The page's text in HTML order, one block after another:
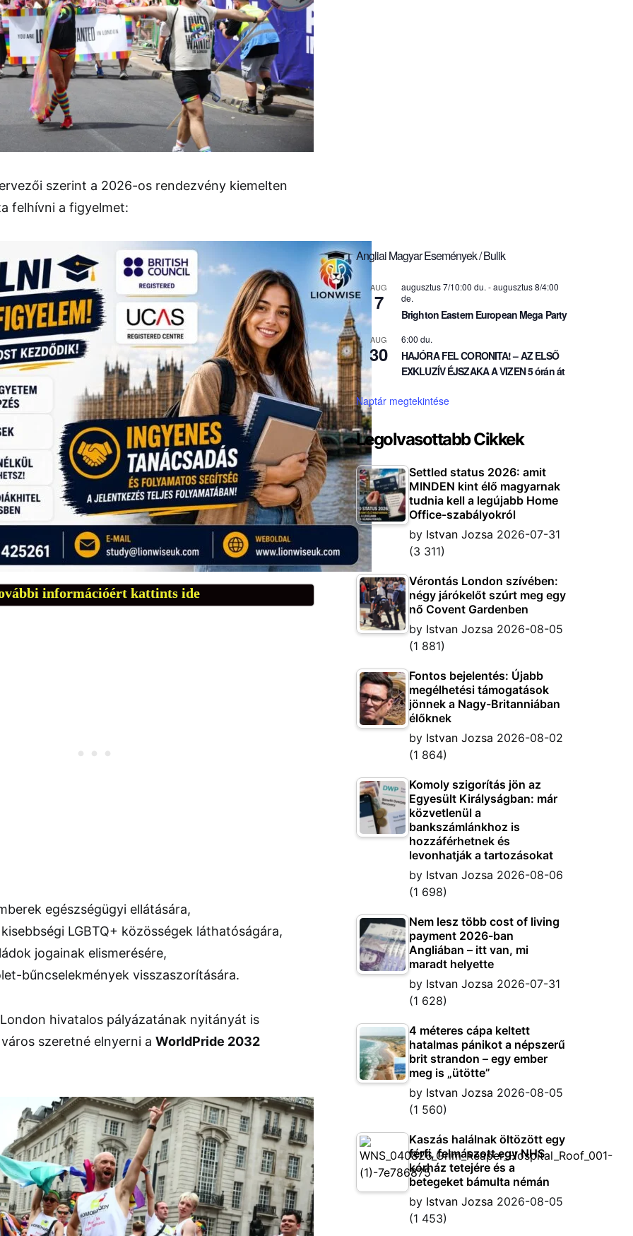
szerint a 2026-os rendezvény kiemelten
felhívni a figyelmet:
információért kattints ide
egészségügyi ellátására,
LGBTQ+ közösségek láthatóságára,
jogainak elismerésére,
bűncselekmények visszaszorítására.
hivatalos pályázatának nyitányát is
szeretné elnyerni a WorldPride 2032
Angliai Magyar Események / Bulik
AUG
7
augusztus 7/10:00 du. -augusztus 8/4:00
de.
Brighton Eastern European Mega Party
AUG
30
6:00 du.
HAJÓRA FEL CORONITA! – AZ ELSŐ
EXKLUZÍV ÉJSZAKA A VIZEN 5 órán át
Naptár megtekintése
Legolvasottabb Cikkek
Settled status 2026: amit
MINDEN kint élő magyarnak
tudnia kell a legújabb Home
Office-szabályokról
by Istvan Jozsa 2026-07-31
(3 311)
Vérontás London szívében:
négy járókelőt szúrt meg egy
nő Covent Gardenben
by Istvan Jozsa 2026-08-05
(1 881)
Fontos bejelentés: Újabb
megélhetési támogatások
jönnek a Nagy-Britanniában
élőknek
by Istvan Jozsa 2026-08-02
(1 864)
Komoly szigorítás jön az
Egyesült Királyságban: már
közvetlenül a
bankszámlánkhoz is
hozzáférhetnek és
levonhatják a tartozásokat
by Istvan Jozsa 2026-08-06
(1 698)
Nem lesz több cost of living
payment 2026-ban
Angliában – itt van, mi
maradt helyette
by Istvan Jozsa 2026-07-31
(1 628)
4 méteres cápa keltett
hatalmas pánikot a népszerű
brit strandon – egy ember
meg is „ütötte”
by Istvan Jozsa 2026-08-05
(1 560)
Kaszás halálnak öltözött egy
férfi, felmászott egy NHS
kórház tetejére és a
betegeket bámulta némán
by Istvan Jozsa 2026-08-05
(1 453)